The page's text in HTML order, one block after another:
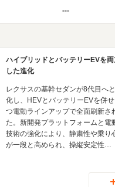
---
ハイブリッドとバッテリーEVを
した進化
レクサスの基幹セダンが8代目へ
化し、HEVとバッテリーEVを併せ
つ電動ラインアップで全面刷新さ
た。新開発プラットフォームと電
技術の強化により、静粛性や乗り
が一段と高められ、操縦安定性…